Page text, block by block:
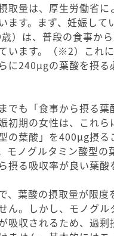
取量は、厚生労働省に
ます。まず、妊娠して
歳）は、普段の食事か
います。（※2）これ
に240μgの葉酸を摂る
でも「食事から摂る葉
初期の女性は、これら
の葉酸」を400μg摂る
モノグルタミン酸型の
摂る吸収率が良い葉酸
、葉酸の摂取量が限度
ん。しかし、モノグ
吸収されるため、過剰